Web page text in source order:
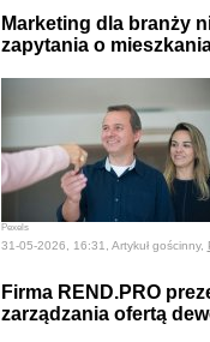
Marketing dla branży
zapytania o
Pexels
31-05-2026, 16:31, Artykuł gościnny,
Firma REND.PRO
zarządzania ofertą